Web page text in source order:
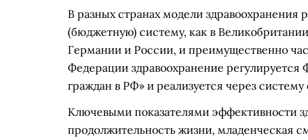
В разных странах модели
(бюджетную) систему, как в
Германии и России, и преимущественно
Федерации здравоохранение
граждан в РФ» и реализуется через
Ключевыми показателями эффективности
продолжительность жизни, младенческая